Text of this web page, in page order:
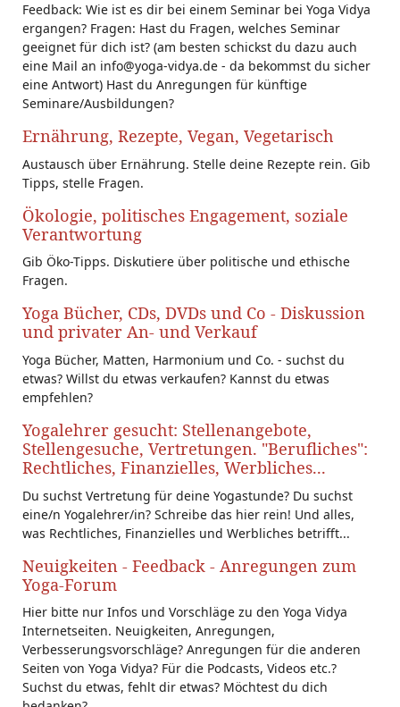
Feedback: Wie ist es dir bei einem Seminar bei Yoga Vidya
ergangen? Fragen: Hast du Fragen, welches Seminar
geeignet für dich ist? (am besten schickst du dazu auch
eine Mail an info@yoga-vidya.de - da bekommst du sicher
eine Antwort) Hast du Anregungen für künftige
Seminare/Ausbildungen?
Ernährung, Rezepte, Vegan, Vegetarisch
Austausch über Ernährung. Stelle deine Rezepte rein. Gib
Tipps, stelle Fragen.
Ökologie, politisches Engagement, soziale
Verantwortung
Gib Öko-Tipps. Diskutiere über politische und ethische
Fragen.
Yoga Bücher, CDs, DVDs und Co - Diskussion
und privater An- und Verkauf
Yoga Bücher, Matten, Harmonium und Co. - suchst du
etwas? Willst du etwas verkaufen? Kannst du etwas
empfehlen?
Yogalehrer gesucht: Stellenangebote,
Stellengesuche, Vertretungen. "Berufliches":
Rechtliches, Finanzielles, Werbliches...
Du suchst Vertretung für deine Yogastunde? Du suchst
eine/n Yogalehrer/in? Schreibe das hier rein! Und alles,
was Rechtliches, Finanzielles und Werbliches betrifft...
Neuigkeiten - Feedback - Anregungen zum
Yoga-Forum
Hier bitte nur Infos und Vorschläge zu den Yoga Vidya
Internetseiten. Neuigkeiten, Anregungen,
Verbesserungsvorschläge? Anregungen für die anderen
Seiten von Yoga Vidya? Für die Podcasts, Videos etc.?
Suchst du etwas, fehlt dir etwas? Möchtest du dich